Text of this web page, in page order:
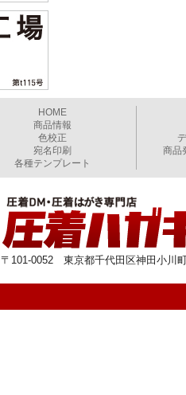
HOME
商品情報
色校正
宛名印刷
各種テンプレート
商品
〒101-0052 東京都千代田区神田小川